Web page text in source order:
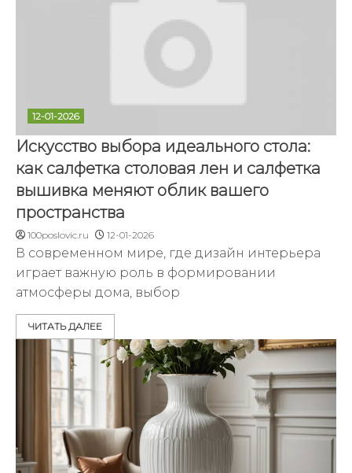
12-01-2026
Искусство выбора идеального стола:
как салфетка столовая лен и салфетка
вышивка меняют облик вашего
пространства
100poslovic.ru 12-01-2026
В современном мире, где дизайн интерьера
играет важную роль в формировании
атмосферы дома, выбор
ЧИТАТЬ ДАЛЕЕ